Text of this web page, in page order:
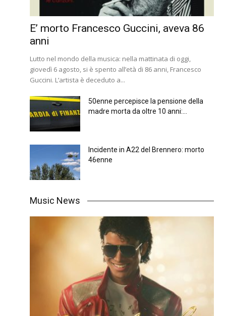
E’ morto Francesco Guccini, aveva 86
anni
Lutto nel mondo della musica: nella mattinata di oggi,
giovedì 6 agosto, si è spento all’età di 86 anni, Francesco
Guccini. L’artista è deceduto a...
50enne percepisce la pensione della
madre morta da oltre 10 anni:...
Incidente in A22 del Brennero: morto
46enne
Music News